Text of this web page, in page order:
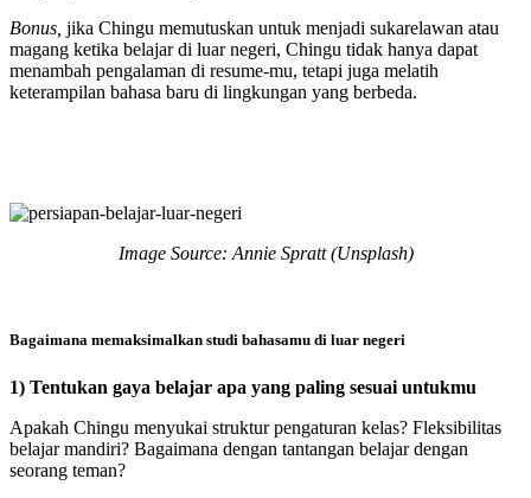
Bonus, jika Chingu memutuskan untuk menjadi sukarelawan atau
magang ketika belajar di luar negeri, Chingu tidak hanya dapat
menambah pengalaman di resume-mu, tetapi juga melatih
keterampilan bahasa baru di lingkungan yang berbeda.
Image Source: Annie Spratt (Unsplash)
Bagaimana memaksimalkan studi bahasamu di luar negeri
1) Tentukan gaya belajar apa yang paling sesuai untukmu
Apakah Chingu menyukai struktur pengaturan kelas? Fleksibilitas
belajar mandiri? Bagaimana dengan tantangan belajar dengan
seorang teman?